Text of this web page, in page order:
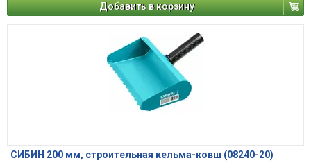
Добавить в корзину
СИБИН 200 мм, строительная кельма-ковш (08240-20)